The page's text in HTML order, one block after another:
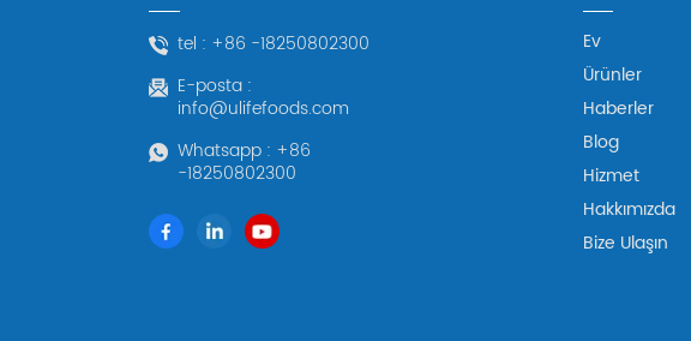
tel : +86 -18250802300
E-posta :
info@ulifefoods.com
Whatsapp : +86
-18250802300
Ev
Ürünler
Haberler
Blog
Hizmet
Hakkımızda
Bize Ulaşın